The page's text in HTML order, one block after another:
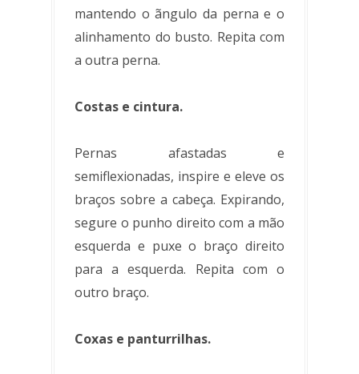
mantendo o ãngulo da perna e o
alinhamento do busto. Repita com
a outra perna.
Costas e cintura.
Pernas afastadas e
semiflexionadas, inspire e eleve os
braços sobre a cabeça. Expirando,
segure o punho direito com a mão
esquerda e puxe o braço direito
para a esquerda. Repita com o
outro braço.
Coxas e panturrilhas.